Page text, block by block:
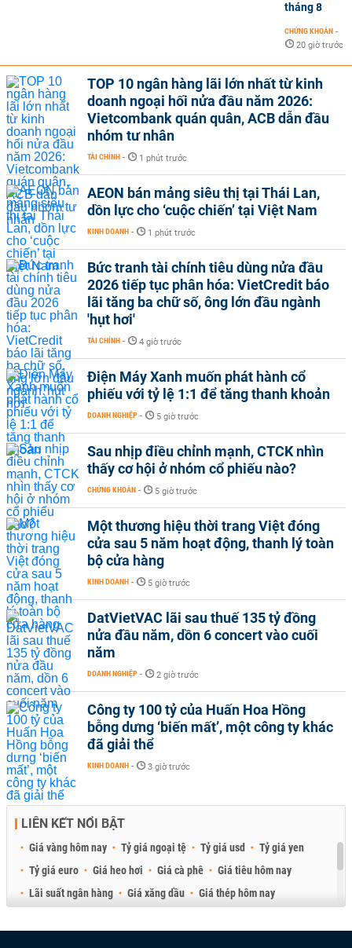
tháng 8
CHỨNG KHOÁN -
20 giờ trước
TOP 10 ngân hàng lãi lớn nhất từ kinh
doanh ngoại hối nửa đầu năm 2026:
Vietcombank quán quân, ACB dẫn đầu
nhóm tư nhân
TÀI CHÍNH - 1 phút trước
AEON bán mảng siêu thị tại Thái Lan,
dồn lực cho ‘cuộc chiến’ tại Việt Nam
KINH DOANH - 1 phút trước
Bức tranh tài chính tiêu dùng nửa đầu
2026 tiếp tục phân hóa: VietCredit báo
lãi tăng ba chữ số, ông lớn đầu ngành
'hụt hơi'
TÀI CHÍNH - 4 giờ trước
Điện Máy Xanh muốn phát hành cổ
phiếu với tỷ lệ 1:1 để tăng thanh khoản
DOANH NGHIỆP - 5 giờ trước
Sau nhịp điều chỉnh mạnh, CTCK nhìn
thấy cơ hội ở nhóm cổ phiếu nào?
CHỨNG KHOÁN - 5 giờ trước
Một thương hiệu thời trang Việt đóng
cửa sau 5 năm hoạt động, thanh lý toàn
bộ cửa hàng
KINH DOANH - 5 giờ trước
DatVietVAC lãi sau thuế 135 tỷ đồng
nửa đầu năm, dồn 6 concert vào cuối
năm
DOANH NGHIỆP - 2 giờ trước
Công ty 100 tỷ của Huấn Hoa Hồng
bỗng dưng ‘biến mất’, một công ty khác
đã giải thể
KINH DOANH - 3 giờ trước
LIÊN KẾT NỔI BẬT
Giá vàng hôm nay Tỷ giá ngoại tệ Tỷ giá usd
Tỷ giá yen
Tỷ giá euro
Giá heo hơi Giá cà phê
Giá tiêu hôm nay
Lãi suất ngân hàng
Giá xăng dầu
Giá thép hôm nay